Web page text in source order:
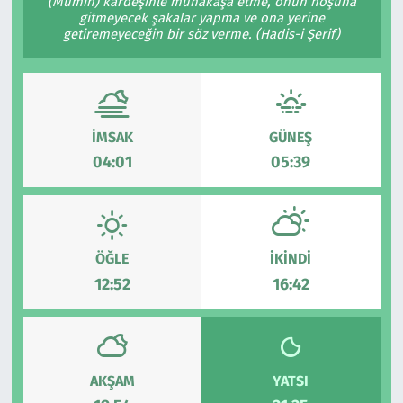
gitmeyecek şakalar yapma ve ona yerine
getiremeyeceğin bir söz verme. (Hadis-i Şerif)
İMSAK
04:01
GÜNEŞ
05:39
ÖĞLE
12:52
İKINDI
16:42
AKŞAM YATSI